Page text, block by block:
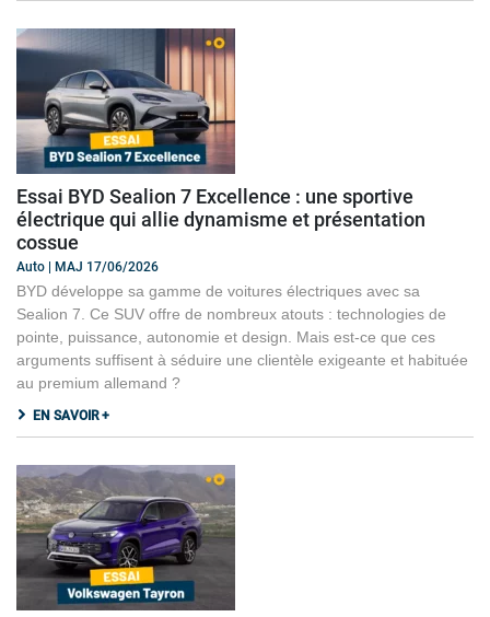
Essai BYD Sealion 7 Excellence : une sportive
électrique qui allie dynamisme et présentation
cossue
Auto | MAJ 17/06/2026
BYD développe sa gamme de voitures électriques avec sa
Sealion 7. Ce SUV offre de nombreux atouts : technologies de
pointe, puissance, autonomie et design. Mais est-ce que ces
arguments suffisent à séduire une clientèle exigeante et habituée
au premium allemand ?
EN SAVOIR +